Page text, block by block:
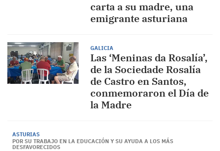
carta a su madre, una
emigrante asturiana
GALICIA
Las ‘Meninas da Rosalía’,
de la Sociedade Rosalía
de Castro en Santos,
conmemoraron el Día de
la Madre
ASTURIAS
POR SU TRABAJO EN LA EDUCACIÓN Y SU AYUDA A LOS MÁS
DESFAVORECIDOS